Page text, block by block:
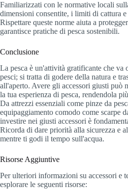
Familiarizzati con le normative locali
dimensioni consentite, i limiti di cattura
Rispettare queste norme aiuta a
garantisce pratiche di pesca sostenibili.
Conclusione
La pesca è un'attività gratificante che va
pesci; si tratta di godere della natura e
all'aperto. Avere gli accessori giusti può
la tua esperienza di pesca, rendendola
Da attrezzi essenziali come pinze da
equipaggiamento comodo come scarpe
investire nei giusti accessori è
Ricorda di dare priorità alla sicurezza e
mentre ti godi il tempo sull'acqua.
Risorse Aggiuntive
Per ulteriori informazioni su accessori e
esplorare le seguenti risorse: